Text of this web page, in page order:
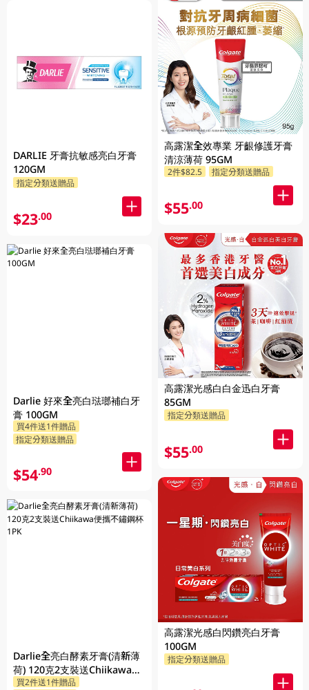
DARLIE 牙膏抗敏感亮白牙膏
120GM
指定分類送贈品
$23.00
Darlie 好來全亮白琺瑯補白牙
膏 100GM
買4件送1件贈品
指定分類送贈品
$54.90
Darlie全亮白酵素牙膏(清新薄
荷) 120克2支裝送Chiikawa便
攜不鏽鋼杯 1PK
買2件送1件贈品
高露潔全效專業 牙齦修護牙膏
清涼薄荷 95GM
2件$82.5 指定分類送贈品
$55.00
高露潔光感白白金迅白牙膏
85GM
指定分類送贈品
$55.00
高露潔光感白閃鑽亮白牙膏
100GM
指定分類送贈品